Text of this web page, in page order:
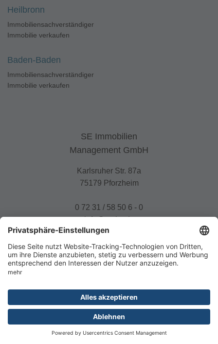
Heilbronn
Immobiliensachverständiger
Immobilie verkaufen
Baden-Baden
Immobiliensachverständiger
Immobilie verkaufen
SE Immobilien
Management GmbH
Karlsruher Str. 87a
75179 Pforzheim
0 72 31 / 58 50 6 - 0
info@se-im.de
fab
fa-
facebook-
square
fab
fa-
instagram